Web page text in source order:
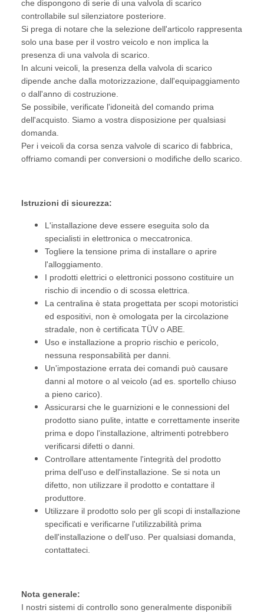
che dispongono di serie di una valvola di scarico
controllabile sul silenziatore posteriore.
Si prega di notare che la selezione dell'articolo rappresenta
solo una base per il vostro veicolo e non implica la
presenza di una valvola di scarico.
In alcuni veicoli, la presenza della valvola di scarico
dipende anche dalla motorizzazione, dall'equipaggiamento
o dall'anno di costruzione.
Se possibile, verificate l'idoneità del comando prima
dell'acquisto. Siamo a vostra disposizione per qualsiasi
domanda.
Per i veicoli da corsa senza valvole di scarico di fabbrica,
offriamo comandi per conversioni o modifiche dello scarico.
Istruzioni di sicurezza:
L'installazione deve essere eseguita solo da
specialisti in elettronica o meccatronica.
Togliere la tensione prima di installare o aprire
l'alloggiamento.
I prodotti elettrici o elettronici possono costituire un
rischio di incendio o di scossa elettrica.
La centralina è stata progettata per scopi motoristici
ed espositivi, non è omologata per la circolazione
stradale, non è certificata TÜV o ABE.
Uso e installazione a proprio rischio e pericolo,
nessuna responsabilità per danni.
Un'impostazione errata dei comandi può causare
danni al motore o al veicolo (ad es. sportello chiuso
a pieno carico).
Assicurarsi che le guarnizioni e le connessioni del
prodotto siano pulite, intatte e correttamente inserite
prima e dopo l'installazione, altrimenti potrebbero
verificarsi difetti o danni.
Controllare attentamente l'integrità del prodotto
prima dell'uso e dell'installazione. Se si nota un
difetto, non utilizzare il prodotto e contattare il
produttore.
Utilizzare il prodotto solo per gli scopi di installazione
specificati e verificarne l'utilizzabilità prima
dell'installazione o dell'uso. Per qualsiasi domanda,
contattateci.
Nota generale:
I nostri sistemi di controllo sono generalmente disponibili